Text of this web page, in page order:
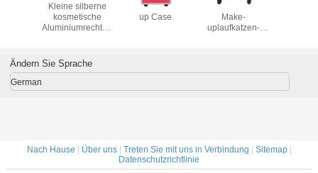
Kleine silberne
kosmetische
Aluminiumrechtssache
der Behälter
3 in 1 Pro Make-
up Case
Rosa lederner
Make-
uplaufkatzen-
Ändern Sie Sprache
German
Nach Hause | Über uns| Treten Sie mit uns in Verbindung | Sitemap|
Datenschutzrichtlinie